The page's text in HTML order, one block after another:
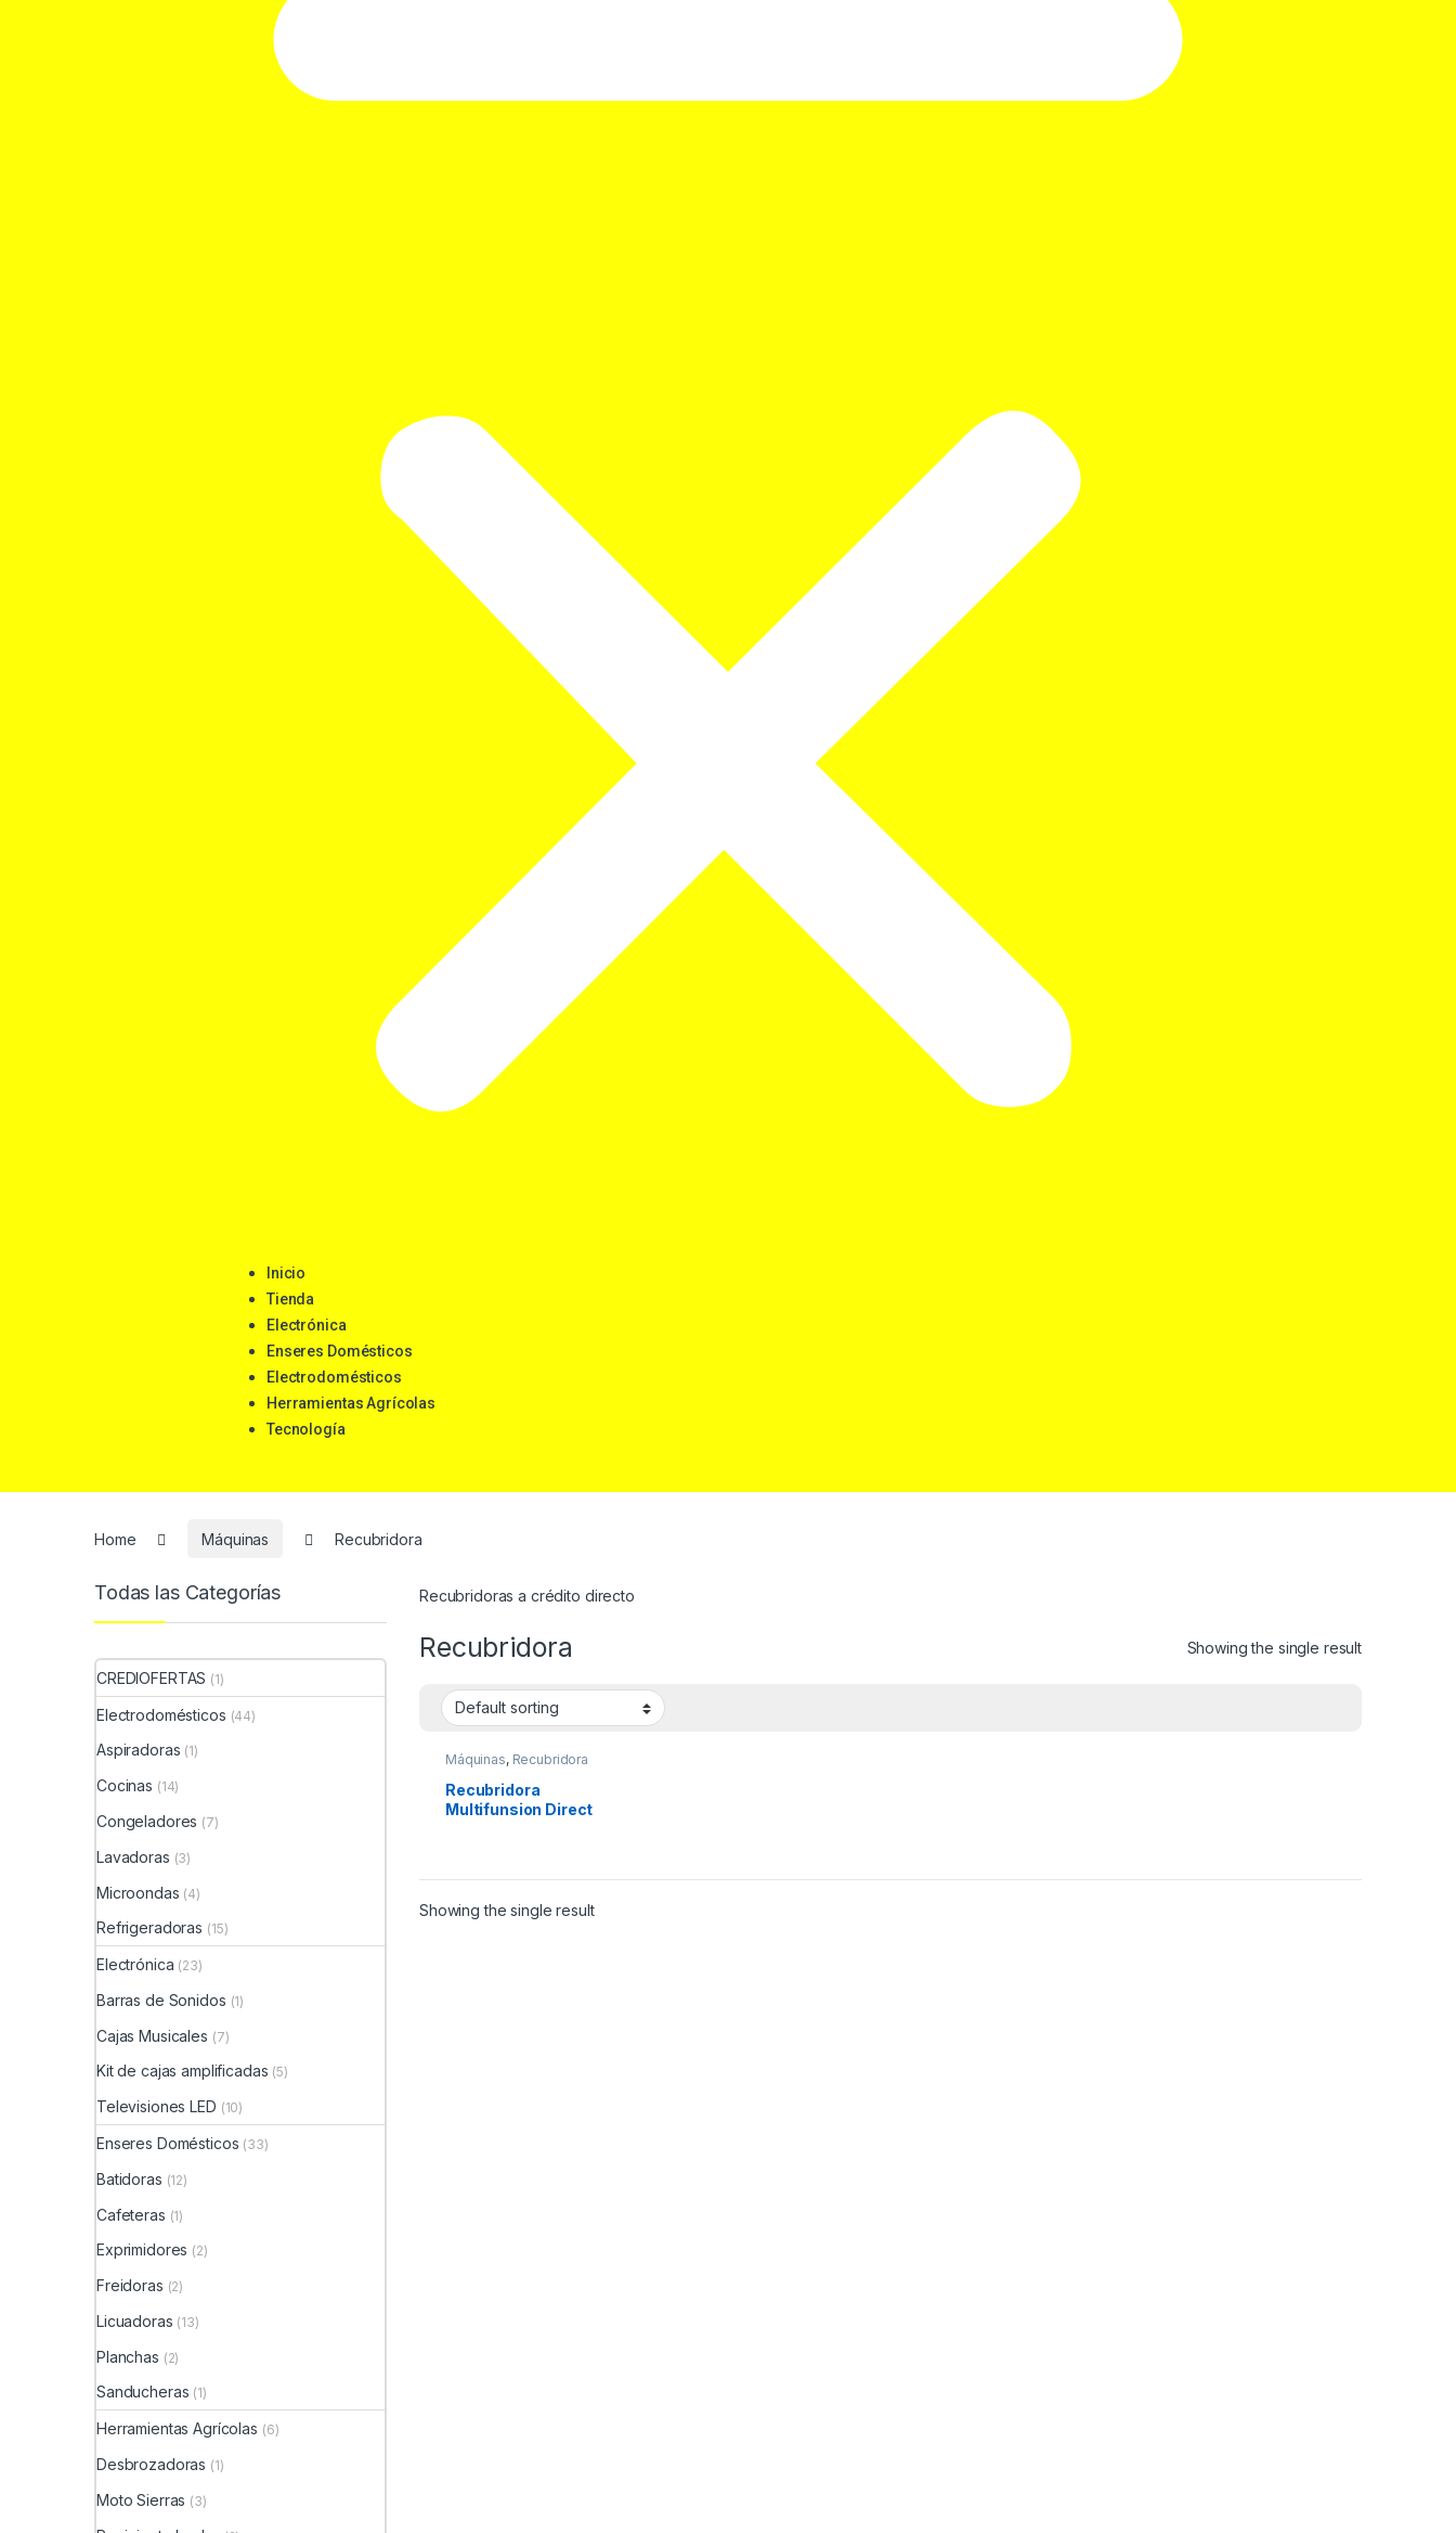
Inicio
Tienda
Electrónica
Enseres Domésticos
Electrodomésticos
Herramientas Agrícolas
Tecnología
Home Máquinas Recubridora
Recubridoras a crédito directo
Recubridora Showing the single result
Máquinas, Recubridora
Recubridora
Multifunsion Direct
Showing the single result
Todas las Categorías
CREDIOFERTAS (1)
Electrodomésticos (44)
Aspiradoras (1)
Cocinas (14)
Congeladores (7)
Lavadoras (3)
Microondas (4)
Refrigeradoras (15)
Electrónica (23)
Barras de Sonidos (1)
Cajas Musicales (7)
Kit de cajas amplificadas (5)
Televisiones LED (10)
Enseres Domésticos (33)
Batidoras (12)
Cafeteras (1)
Exprimidores (2)
Freidoras (2)
Licuadoras (13)
Planchas (2)
Sanducheras (1)
Herramientas Agrícolas (6)
Desbrozadoras (1)
Moto Sierras (3)